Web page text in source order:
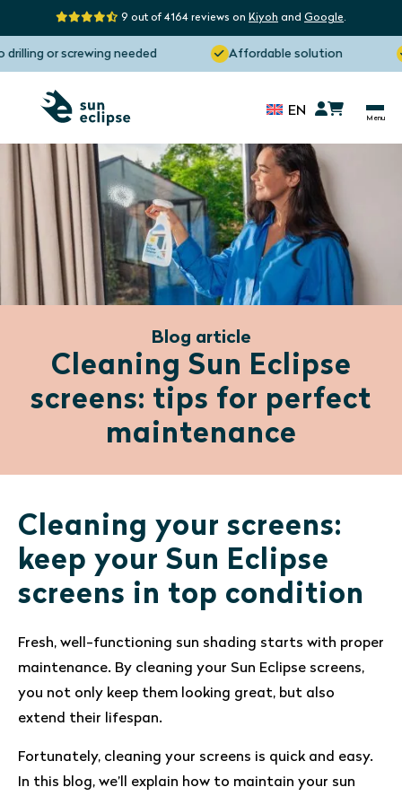
9 out of 4164 reviews on Kiyoh and Google.
or screwing needed Affordable solution
EN
Blog article
Cleaning Sun Eclipse
screens: tips for perfect
maintenance
Cleaning your screens:
keep your Sun Eclipse
screens in top condition
Fresh, well-functioning sun shading starts with proper
maintenance. By cleaning your Sun Eclipse screens,
you not only keep them looking great, but also
extend their lifespan.
Fortunately, cleaning your screens is quick and easy.
In this blog, we’ll explain how to maintain your sun